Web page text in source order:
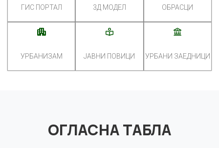
ГИС ПОРТАЛ 3Д МОДЕЛ ОБРАСЦИ
УРБАНИЗАМ ЈАВНИ ПОВИЦИ УРБАНИ ЗАЕДНИЦИ
ОГЛАСНА ТАБЛА